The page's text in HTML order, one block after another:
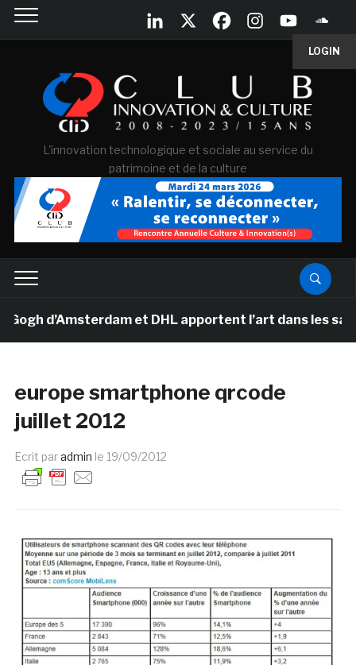
LOGIN
L'innovation technologique et sociale au service du
patrimoine et de la culture
d’Amsterdam et DHL apportent l’art dans les salles
europe smartphone qrcode
juillet 2012
Ecrit paradmin le 19/09/2012